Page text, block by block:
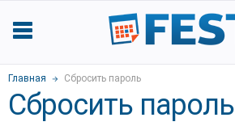
Главная Сбросить пароль
Сбросить пароль